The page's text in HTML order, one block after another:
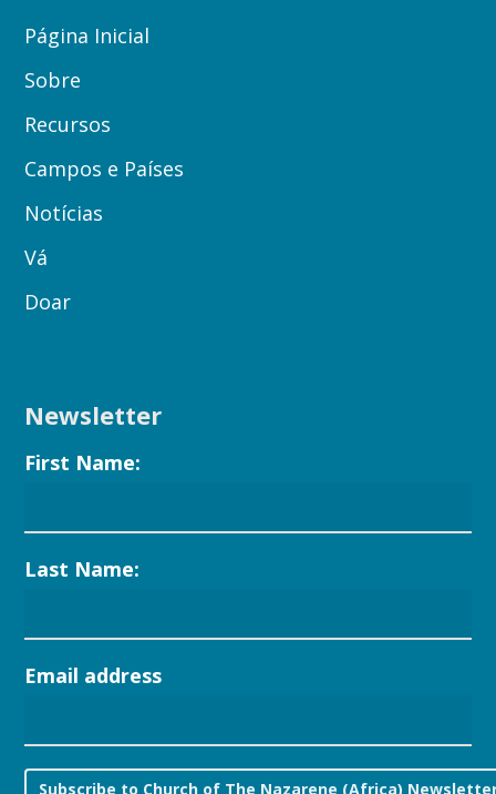
Página Inicial
Sobre
Recursos
Campos e Países
Notícias
Vá
Doar
Newsletter
First Name:
Last Name:
Email address